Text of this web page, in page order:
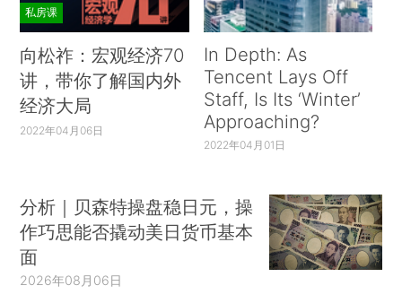
私房课
向松祚：宏观经济70
讲，带你了解国内外
经济大局
2022年04月06日
In Depth: As
Tencent Lays Off
Staff, Is Its ‘Winter’
Approaching?
2022年04月01日
分析｜贝森特操盘稳日元，操
作巧思能否撬动美日货币基本
面
2026年08月06日